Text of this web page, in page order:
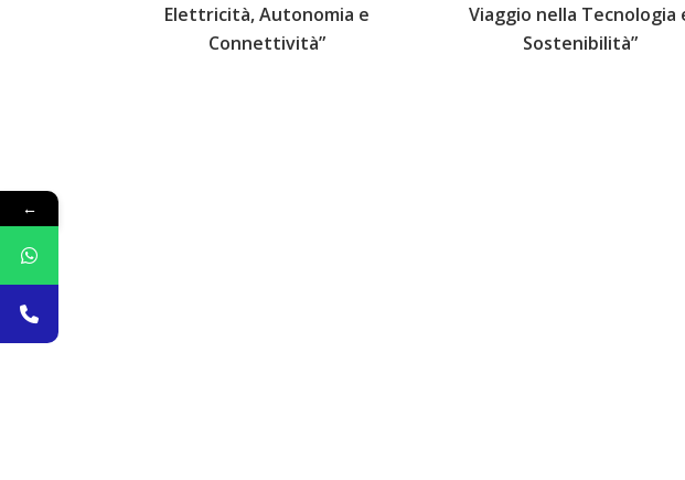
Elettricità, Autonomia e
Connettività”
Viaggio nella Tecnologia
Sostenibilità”
←